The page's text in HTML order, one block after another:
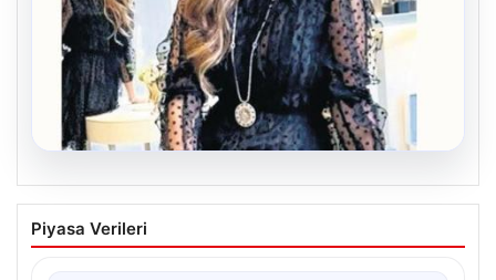
06.08.2026
Bavulun ortak paydası kitap
Çocukluğundan bu yana aynı anda birkaç kitap
Piyasa Verileri